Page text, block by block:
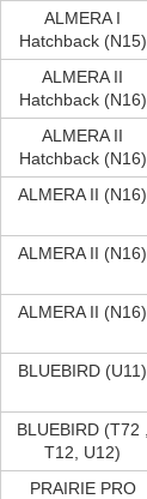
ALMERA I
Hatchback (N15)
ALMERA II
Hatchback (N16)
ALMERA II
Hatchback (N16)
ALMERA II (N16)
ALMERA II (N16)
ALMERA II (N16)
BLUEBIRD (U11)
BLUEBIRD (T72 ,
T12, U12)
PRAIRIE PRO